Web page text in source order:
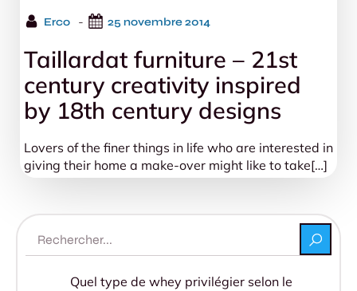
Erco - 25 novembre 2014
Taillardat furniture – 21st
century creativity inspired
by 18th century designs
Lovers of the finer things in life who are interested in
giving their home a make-over might like to take[…]
Quel type de whey privilégier selon le